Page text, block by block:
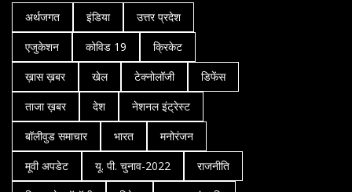
अर्थजगत इंडिया
उत्तर प्रदेश
एजुकेशन
कोविड 19
क्रिकेट
ख़ास ख़बर
खेल टेक्नोलॉजी
डिफेंस
ताजा ख़बर
देश
नेशनल इंट्रेस्ट
बॉलीवुड समाचार
भारत
मनोरंजन
मूवी अपडेट
यू. पी. चुनाव-2022
राजनीति